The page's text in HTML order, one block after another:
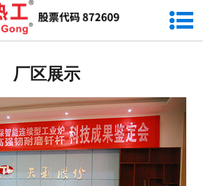
网站首页
研发力量
生产设备
厂区展示